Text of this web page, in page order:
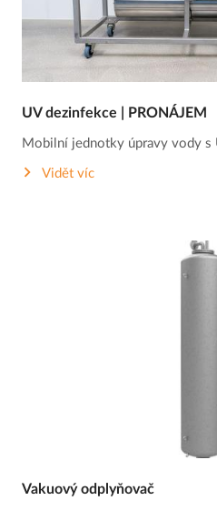
UV dezinfekce | PRONÁJEM
Mobilní jednotky úpravy vody s
Vidět víc
Vakuový odplyňovač